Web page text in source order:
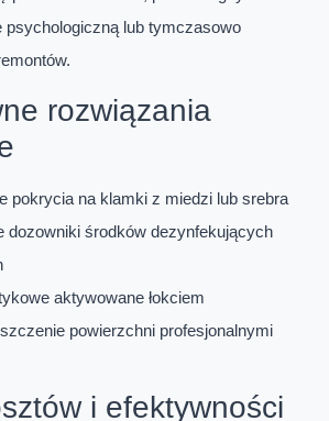
psychologiczną lub tymczasowo
rozwiązania
pokrycia na klamki z miedzi lub srebra
dozowniki środków dezynfekujących
aktywowane łokciem
powierzchni profesjonalnymi
i efektywności